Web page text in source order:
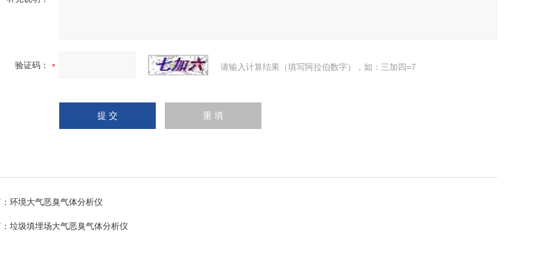
验证码： 请输入计算结果（填写阿拉伯数字），如：三加四=7
环境大气恶臭气体分析仪
垃圾填埋场大气恶臭气体分析仪